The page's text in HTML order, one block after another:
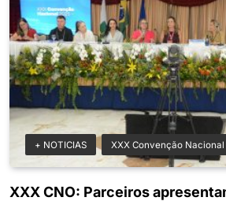
+ NOTICIAS XXX Convenção Nacional
XXX CNO: Parceiros